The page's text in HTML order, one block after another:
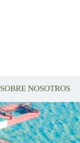
SOBRE NOSOTROS